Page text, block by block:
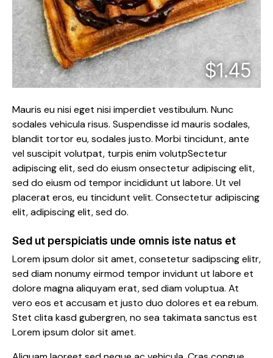
$1.45
Mauris eu nisi eget nisi imperdiet vestibulum. Nunc
sodales vehicula risus. Suspendisse id mauris sodales,
blandit tortor eu, sodales justo. Morbi tincidunt, ante
vel suscipit volutpat, turpis enim volutpSectetur
adipiscing elit, sed do eiusm onsectetur adipiscing elit,
sed do eiusm od tempor incididunt ut labore. Ut vel
placerat eros, eu tincidunt velit. Consectetur adipiscing
elit, adipiscing elit, sed do.
Sed ut perspiciatis unde omnis iste natus et
Lorem ipsum dolor sit amet, consetetur sadipscing elitr,
sed diam nonumy eirmod tempor invidunt ut labore et
dolore magna aliquyam erat, sed diam voluptua. At
vero eos et accusam et justo duo dolores et ea rebum.
Stet clita kasd gubergren, no sea takimata sanctus est
Lorem ipsum dolor sit amet.